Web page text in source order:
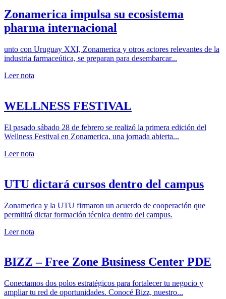
Zonamerica impulsa su ecosistema
pharma internacional
unto con Uruguay XXI, Zonamerica y otros actores relevantes de la
industria farmaceútica, se preparan para desembarcar...
Leer nota
WELLNESS FESTIVAL
El pasado sábado 28 de febrero se realizó la primera edición del
Wellness Festival en Zonamerica, una jornada abierta...
Leer nota
UTU dictará cursos dentro del campus
Zonamerica y la UTU firmaron un acuerdo de cooperación que
permitirá dictar formación técnica dentro del campus.
Leer nota
BIZZ – Free Zone Business Center PDE
Conectamos dos polos estratégicos para fortalecer tu negocio y
ampliar tu red de oportunidades. Conocé Bizz, nuestro...